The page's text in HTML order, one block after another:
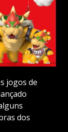
jogos de
dos